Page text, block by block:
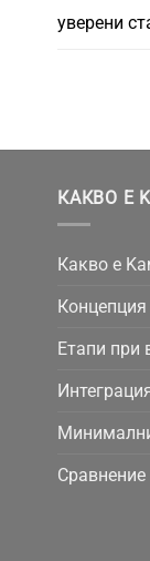
уверени
КАКВО Е
Какво е
Етапи при
Сравнение